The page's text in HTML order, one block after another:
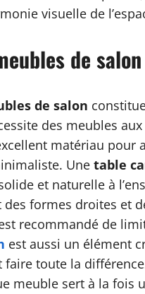
visuelle de
de
de salon
des meubles
matériau pour
Une table
et naturelle à
formes droites et
recommandé de
est aussi un élément
toute la
meuble sert à la